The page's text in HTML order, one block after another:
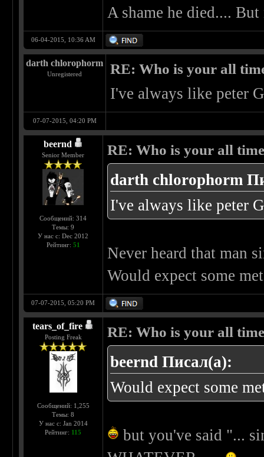
A shame he died....
06-04-2015, 10:36 AM
darth chlorophorm
Unregistered RE: Who is your all
I've always like peter
07-07-2015, 04:20 PM
beernd
Senior Member
Сообщений: 314
Темы: 9
У нас с: Dec 2012
Рейтинг: 51
RE: Who is your all
darth chlorophorm
I've always like peter
Never heard that man
Would expect some
07-07-2015, 05:20 PM
tears_of_fire
Posting Freak
Сообщений: 1,255
Темы: 8
У нас с: Jan 2014
Рейтинг: 115
RE: Who is your all
beernd Писал(а):
Would expect some
but you've said "...